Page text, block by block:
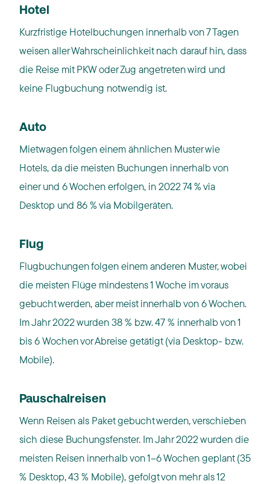
Hotel
Kurzfristige Hotelbuchungen innerhalb von 7 Tagen
weisen aller Wahrscheinlichkeit nach darauf hin, dass
die Reise mit PKW oder Zug angetreten wird und
keine Flugbuchung notwendig ist.
Auto
Mietwagen folgen einem ähnlichen Muster wie
Hotels, da die meisten Buchungen innerhalb von
einer und 6 Wochen erfolgen, in 2022 74 % via
Desktop und 86 % via Mobilgeräten.
Flug
Flugbuchungen folgen einem anderen Muster, wobei
die meisten Flüge mindestens 1 Woche im voraus
gebucht werden, aber meist innerhalb von 6 Wochen.
Im Jahr 2022 wurden 38 % bzw. 47 % innerhalb von 1
bis 6 Wochen vor Abreise getätigt (via Desktop- bzw.
Mobile).
Pauschalreisen
Wenn Reisen als Paket gebucht werden, verschieben
sich diese Buchungsfenster. Im Jahr 2022 wurden die
meisten Reisen innerhalb von 1–6 Wochen geplant (35
% Desktop, 43 % Mobile), gefolgt von mehr als 12